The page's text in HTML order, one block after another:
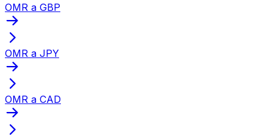
OMR a GBP
OMR a JPY
OMR a CAD